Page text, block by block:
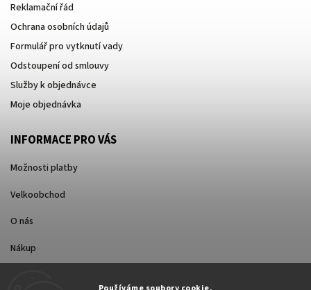
Reklamační řád
Ochrana osobních údajů
Formulář pro vytknutí vady
Odstoupení od smlouvy
Služby k objednávce
Moje objednávka
INFORMACE PRO VÁS
Možnosti platby
Velkoobchod
O nás
Nákup